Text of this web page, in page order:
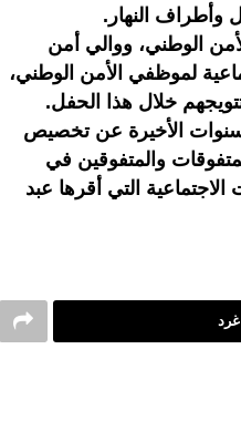
وأطراف النهار.
الوطني، ووالي أمن
لموظفي الأمن الوطني،
تتويجهم خلال هذا الحفل.
الأخيرة عن تخصيص
والمتفوقين في
التي أقرها عبد
غرد